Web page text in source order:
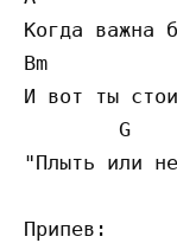
Когда важна
Bm
И вот ты
        G
"Плыть или
Припев: